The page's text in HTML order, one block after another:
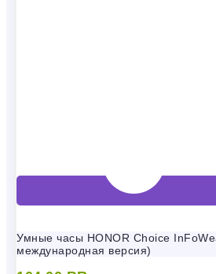
Умные часы HONOR Choice
международная версия)